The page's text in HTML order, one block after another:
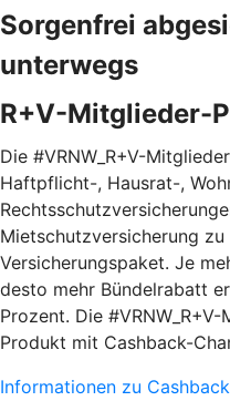
Sorgenfrei
unterwegs
R+V-Mitglieder-
Die #VRNW_R+V-
Haftpflicht-, Hausrat-,
Mietschutzversicherung
Versicherungspaket. Je
desto mehr Bündelrabatt
Prozent. Die
Produkt mit Cashback-
Informationen zu Cashback